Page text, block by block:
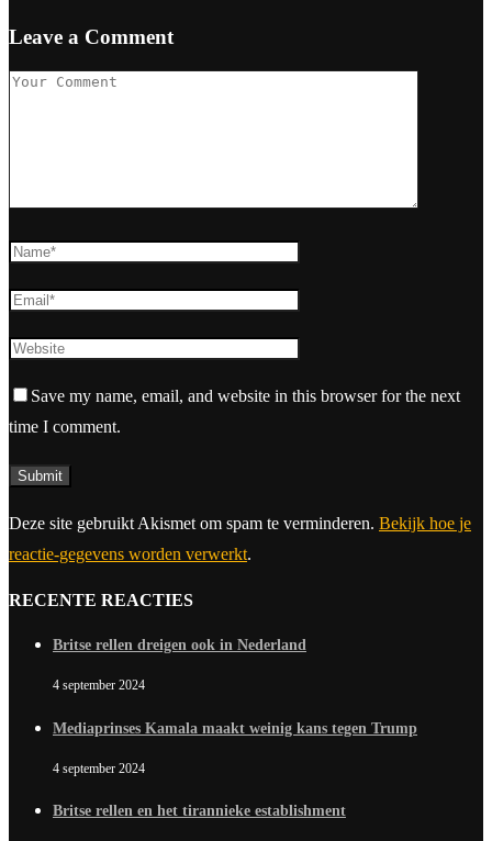
Leave a Comment
Save my name, email, and website in this browser for the next
time I comment.
Deze site gebruikt Akismet om spam te verminderen. Bekijk hoe je
reactie-gegevens worden verwerkt.
RECENTE REACTIES
Britse rellen dreigen ook in Nederland
4 september 2024
Mediaprinses Kamala maakt weinig kans tegen Trump
4 september 2024
Britse rellen en het tirannieke establishment